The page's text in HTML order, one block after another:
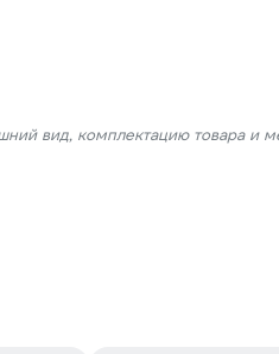
вид, комплектацию товара и